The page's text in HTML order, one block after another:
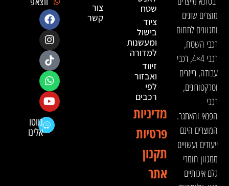
מוצרים שונים
ומגוונים לתחום
רכבי השטח,
רכבי 4×4, רכבי
עבודה, רייזרים
וטרקטורונים,
רכבי
הפנאי והאתגר.
המוצרים הינם
ייעודים ועשויים
ממגוון חומרי
גלם איכותיים
שטח
ציוד
בישול
ומעשנות
למדורה
זיווד
ואבזור
לפי
רכבים
מדיניות
פרטיות
תקנון
אתר
צור
קשר
נווטו
אלינו